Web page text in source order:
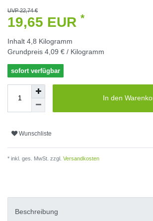
UVP 22,74 €
19,65 EUR *
Inhalt 4,8 Kilogramm
Grundpreis 4,09 € / Kilogramm
sofort verfügbar
In den
Wunschliste
* inkl. ges. MwSt. zzgl. Versandkosten
Beschreibung